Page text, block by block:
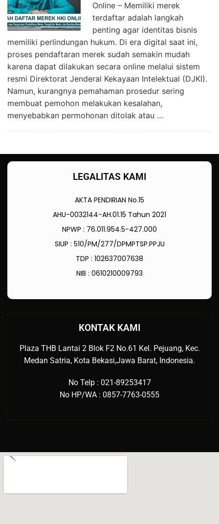
Online – Memiliki merek
terdaftar adalah langkah
penting agar identitas bisnis
memiliki perlindungan hukum. Di era digital saat ini,
proses pendaftaran merek sudah semakin mudah
karena dapat dilakukan secara online melalui sistem
resmi Direktorat Jenderal Kekayaan Intelektual (DJKI).
Namun, kurangnya pemahaman prosedur sering
membuat pemohon melakukan kesalahan,
menyebabkan permohonan ditolak atau …
LEGALITAS KAMI
AKTA PENDIRIAN No.15
AHU-0032144-AH.01.15 Tahun 2021
NPWP : 76.011.954.5-427.000
SIUP : 510/PM/277/DPMPTSP.PPJU
TDP : 102637007638
NIB : 0610210009793
KONTAK KAMI
Plaza THB Lantai 2 Blok F2 No.61 Kel. Pejuang, Kec.
Medan Satria, Kota Bekasi,Jawa Barat, Indonesia.
No Telp : 021-89253417
No HP/WA : 0857-7763-0555